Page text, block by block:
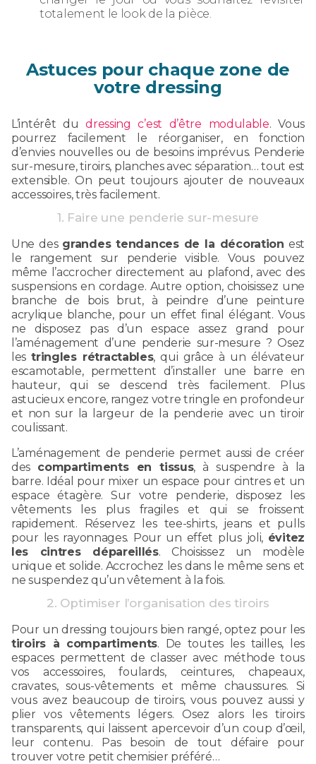
totalement le look de la pièce.
Astuces pour chaque zone de
votre dressing
L’intérêt dudressing c’est d’être modulable. Vous
pourrez facilement le réorganiser, en fonction
d’envies nouvelles ou de besoins imprévus. Penderie
sur-mesure, tiroirs, planches avec séparation… tout est
extensible. On peut toujours ajouter de nouveaux
accessoires, très facilement.
1. Faire une penderie sur-mesure
Une des grandes tendances de la décoration est
le rangement sur penderie visible. Vous pouvez
même l’accrocher directement au plafond, avec des
suspensions en cordage. Autre option, choisissez une
branche de bois brut, à peindre d’une peinture
acrylique blanche, pour un effet final élégant. Vous
ne disposez pas d’un espace assez grand pour
l’aménagement d’une penderie sur-mesure ? Osez
lestringles rétractables, qui grâce à un élévateur
escamotable, permettent d’installer une barre en
hauteur, qui se descend très facilement. Plus
astucieux encore, rangez votre tringle en profondeur
et non sur la largeur de la penderie avec un tiroir
coulissant.
L’aménagement de penderie permet aussi de créer
des compartiments en tissus, à suspendre à la
barre. Idéal pour mixer un espace pour cintres et un
espace étagère. Sur votre penderie, disposez les
vêtements les plus fragiles et qui se froissent
rapidement. Réservez les tee-shirts, jeans et pulls
pour les rayonnages. Pour un effet plus joli, évitez
les cintres dépareillés. Choisissez un modèle
unique et solide. Accrochez les dans le même sens et
ne suspendez qu’un vêtement à la fois.
2. Optimiser l’organisation des tiroirs
Pour un dressing toujours bien rangé, optez pour les
tiroirs à compartiments. De toutes les tailles, les
espaces permettent de classer avec méthode tous
vos accessoires, foulards, ceintures, chapeaux,
cravates, sous-vêtements et même chaussures. Si
vous avez beaucoup de tiroirs, vous pouvez aussi y
plier vos vêtements légers. Osez alors les tiroirs
transparents, qui laissent apercevoir d’un coup d’œil,
leur contenu. Pas besoin de tout défaire pour
trouver votre petit chemisier préféré…